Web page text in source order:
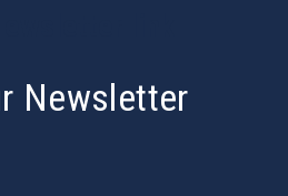
Newsletter